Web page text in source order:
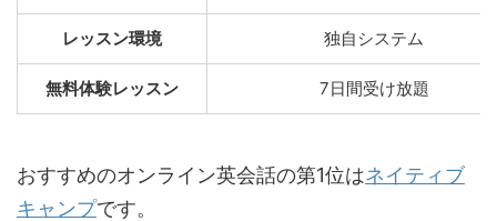
レッスン環境 独自システム
無料体験レッスン 7日間受け放題
おすすめのオンライン英会話の第1位はネイティブ
キャンプです。